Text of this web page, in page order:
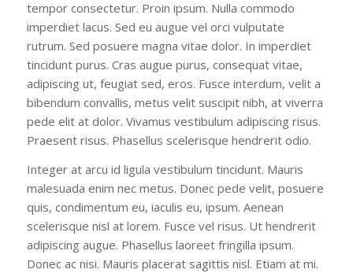
tempor consectetur. Proin ipsum. Nulla commodo
imperdiet lacus. Sed eu augue vel orci vulputate
rutrum. Sed posuere magna vitae dolor. In imperdiet
tincidunt purus. Cras augue purus, consequat vitae,
adipiscing ut, feugiat sed, eros. Fusce interdum, velit a
bibendum convallis, metus velit suscipit nibh, at viverra
pede elit at dolor. Vivamus vestibulum adipiscing risus.
Praesent risus. Phasellus scelerisque hendrerit odio.
Integer at arcu id ligula vestibulum tincidunt. Mauris
malesuada enim nec metus. Donec pede velit, posuere
quis, condimentum eu, iaculis eu, ipsum. Aenean
scelerisque nisl at lorem. Fusce vel risus. Ut hendrerit
adipiscing augue. Phasellus laoreet fringilla ipsum.
Donec ac nisi. Mauris placerat sagittis nisl. Etiam at mi.